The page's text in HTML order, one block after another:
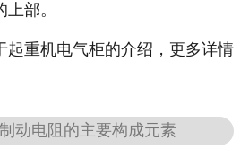
部。
重机电气柜的介绍，更多详情
动电阻的主要构成元素